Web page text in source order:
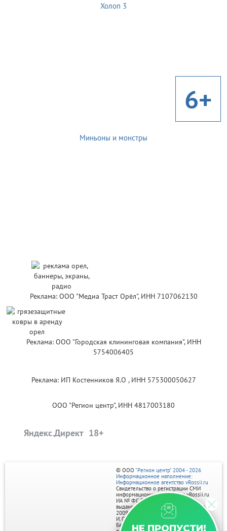
Холоп 3
6+
Миньоны и монстры
Реклама: ООО "Медиа Траст Орёл", ИНН 7107062130
Реклама: ООО "Городская клининговая компания", ИНН
5754006405
Реклама: ИП Костенников Я.О , ИНН 575300050627
ООО "Регион центр", ИНН 4817003180
Яндекс.Директ
НЕ ПРОПУСТИ!
© ООО "Регион центр" 2004 - 2026
Информационное наполнение:
Информационное агентство vRossii.ru
Свидетельство о регистрации СМИ
информационного агентства vRossii.ru
ИА № ФС 77‑35502
выдано РОСКОМНАДЗОРом 04 марта
2009г.
И. О. Главного редактора Нарыков А. Н.
Баннеры на портале размещаются на